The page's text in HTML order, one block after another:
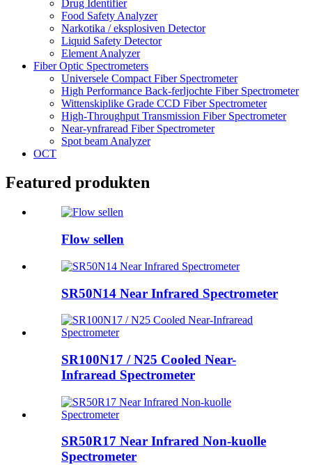
Drug Identifier
Food Safety Analyzer
Narkotika / eksplosiven Detector
Liquid Safety Detector
Element Analyzer
Fiber Optic Spectrometers
Universele Compact Fiber Spectrometer
High Performance Back-ferljochte Fiber Spectrometer
Wittenskiplike Grade CCD Fiber Spectrometer
High-Throughput Transmission Fiber Spectrometer
Near-ynfraread Fiber Spectrometer
Spot beam Analyzer
OCT
Featured produkten
Flow sellen
SR50N14 Near Infrared Spectrometer
SR100N17 / N25 Cooled Near-
Infraread Spectrometer
SR50R17 Near Infrared Non-kuolle
Spectrometer